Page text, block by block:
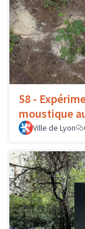
58 -
moustique
Ville de Lyon